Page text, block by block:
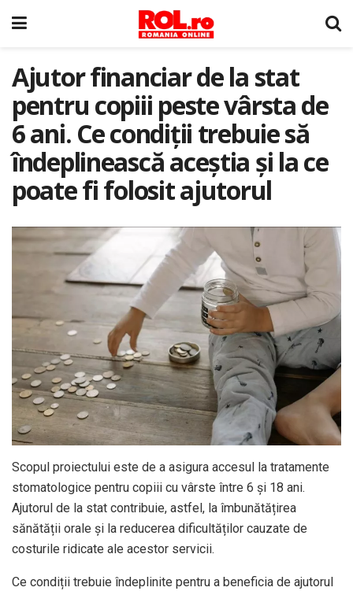
Ajutor financiar de la stat
pentru copiii peste vârsta de
6 ani. Ce condiții trebuie să
îndeplinească aceștia și la ce
poate fi folosit ajutorul
Scopul proiectului este de a asigura accesul la tratamente
stomatologice pentru copiii cu vârste între 6 și 18 ani.
Ajutorul de la stat contribuie, astfel, la îmbunătățirea
sănătății orale și la reducerea dificultăților cauzate de
costurile ridicate ale acestor servicii.
Ce condiții trebuie îndeplinite pentru a beneficia de ajutorul